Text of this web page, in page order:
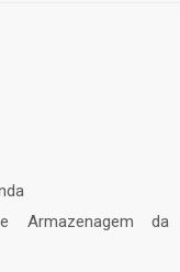
Armazenagem da